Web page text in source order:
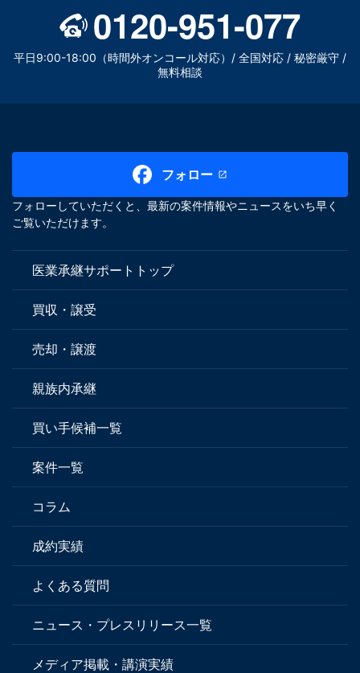
0120-951-077
平日9:00-18:00（時間外オンコール対応）/ 全国対応 / 秘密厳守 /
無料相談
フォロー
フォローしていただくと、最新の案件情報やニュースをいち早く
ご覧いただけます。
医業承継サポートトップ
買収・譲受
売却・譲渡
親族内承継
買い手候補一覧
案件一覧
コラム
成約実績
よくある質問
ニュース・プレスリリース一覧
メディア掲載・講演実績